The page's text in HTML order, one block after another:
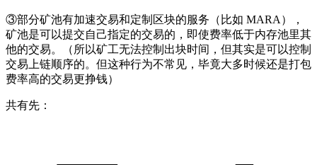
③部分矿池有加速交易和定制区块的服务（比如 MARA），
矿池是可以提交自己指定的交易的，即使费率低于内存池里其
他的交易。（所以矿工无法控制出块时间，但其实是可以控制
交易上链顺序的。但这种行为不常见，毕竟大多时候还是打包
费率高的交易更挣钱）
共有先：